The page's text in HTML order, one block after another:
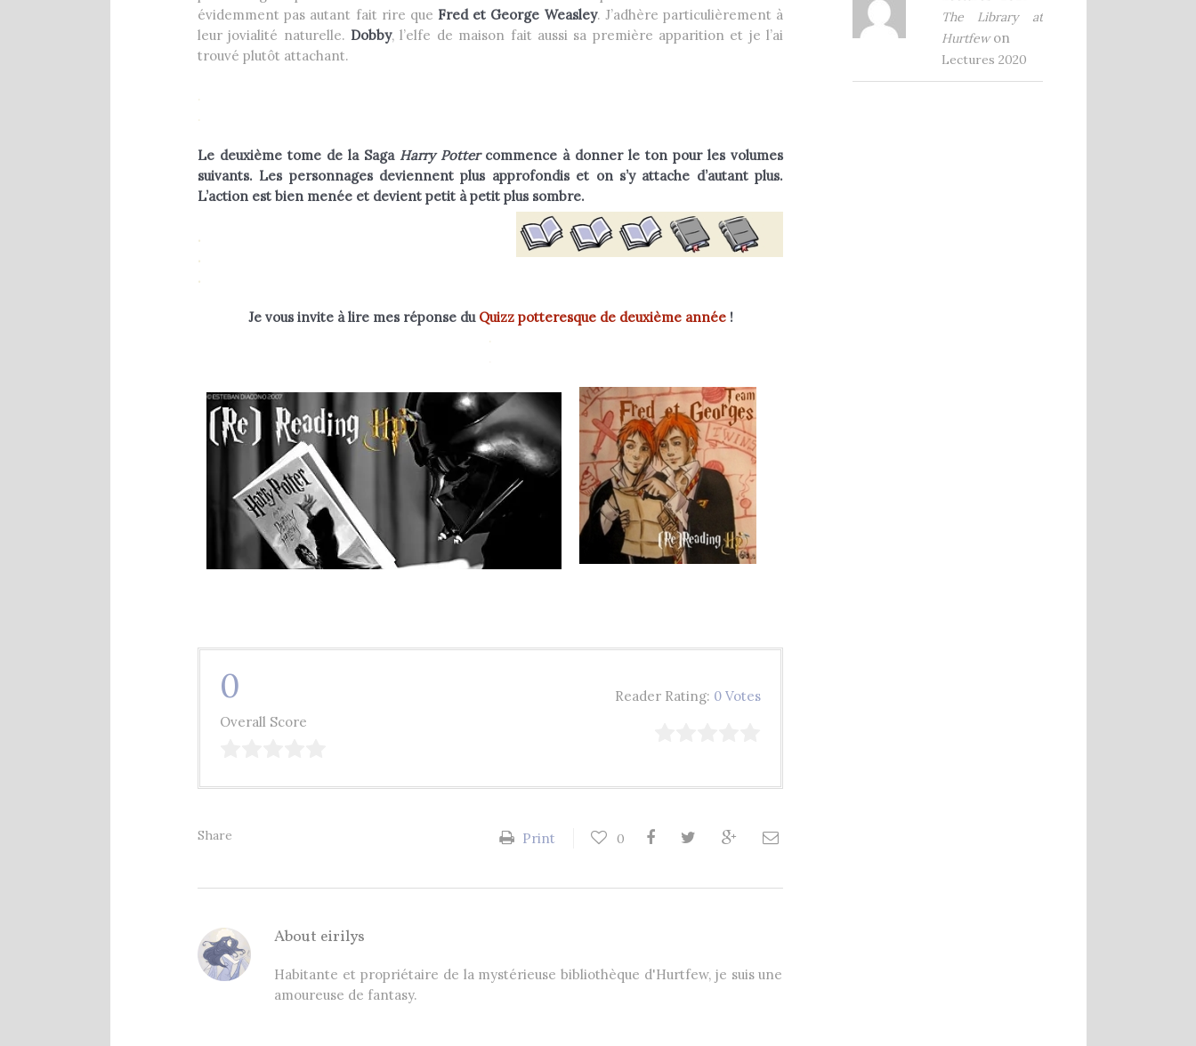
évidemment pas autant fait rire que Fred et George Weasley. J’adhère particulièrement à
leur jovialité naturelle. Dobby, l’elfe de maison fait aussi sa première apparition et je l’ai
trouvé plutôt attachant.
.
.
Le deuxième tome de la SagaHarry Potter commence à donner le ton pour les volumes
suivants. Les personnages deviennent plus approfondis et on s’y attache d’autant plus.
L’action est bien menée et devient petit à petit plus sombre.
.
.
.
Je vous invite à lire mes réponse du Quizz potteresque de deuxième année!
.
0
Overall Score
Reader Rating: 0 Votes
Share Print 0
About eirilys
Habitante et propriétaire de la mystérieuse bibliothèque d'Hurtfew, je suis une
amoureuse de fantasy.
The Library at
Hurtfewon
Lectures 2020